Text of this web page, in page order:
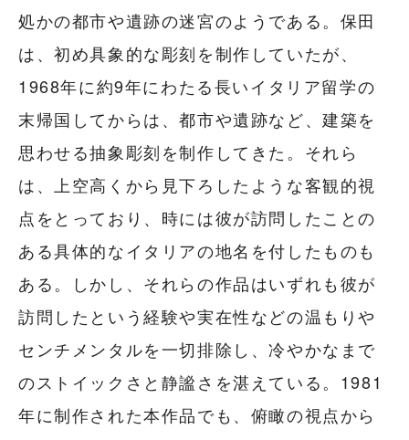
処かの都市や遺跡の迷宮のようである。保田
は、初め具象的な彫刻を制作していたが、
1968年に約9年にわたる長いイタリア留学の
末帰国してからは、都市や遺跡など、建築を
思わせる抽象彫刻を制作してきた。それら
は、上空高くから見下ろしたような客観的視
点をとっており、時には彼が訪問したことの
ある具体的なイタリアの地名を付したものも
ある。しかし、それらの作品はいずれも彼が
訪問したという経験や実在性などの温もりや
センチメンタルを一切排除し、冷やかなまで
のストイックさと静謐さを湛えている。1981
年に制作された本作品でも、俯瞰の視点から